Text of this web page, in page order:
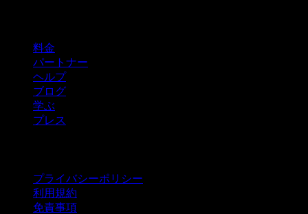
料金
パートナー
ヘルプ
ブログ
学ぶ
プレス
プライバシーポリシー
利用規約
免責事項